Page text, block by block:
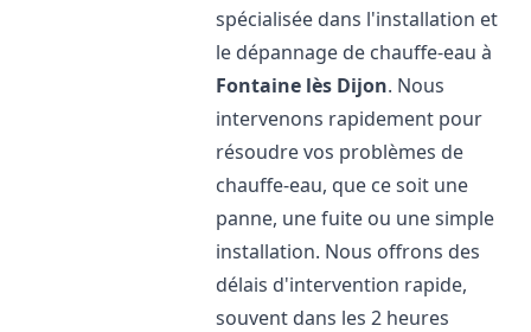
spécialisée dans l'installation et
le dépannage de chauffe-eau à
Fontaine lès Dijon. Nous
intervenons rapidement pour
résoudre vos problèmes de
chauffe-eau, que ce soit une
panne, une fuite ou une simple
installation. Nous offrons des
délais d'intervention rapide,
souvent dans les 2 heures